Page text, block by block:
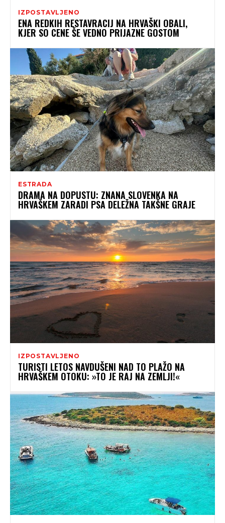
IZPOSTAVLJENO
ENA REDKIH RESTAVRACIJ NA HRVAŠKI OBALI,
KJER SO CENE ŠE VEDNO PRIJAZNE GOSTOM
ESTRADA
DRAMA NA DOPUSTU: ZNANA SLOVENKA NA
HRVAŠKEM ZARADI PSA DELEŽNA TAKŠNE GRAJE
IZPOSTAVLJENO
TURISTI LETOS NAVDUŠENI NAD TO PLAŽO NA
HRVAŠKEM OTOKU: »TO JE RAJ NA ZEMLJI!«